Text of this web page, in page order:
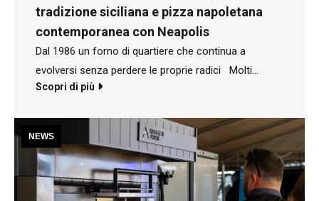
tradizione siciliana e pizza napoletana
contemporanea con Neapolis
Dal 1986 un forno di quartiere che continua a
evolversi senza perdere le proprie radici Molti
hanno conosciuto Panificio San Giuseppe grazie alla
Meraviglie” nel 2025. Ma dietro a quel
riconoscimento c'è una storia che parte molto
prima, precisamente dal 1986, nel quartiere Nesima
Superiore di Catania. «Il panificio è dei miei genitori
Scopri di più
NEWS